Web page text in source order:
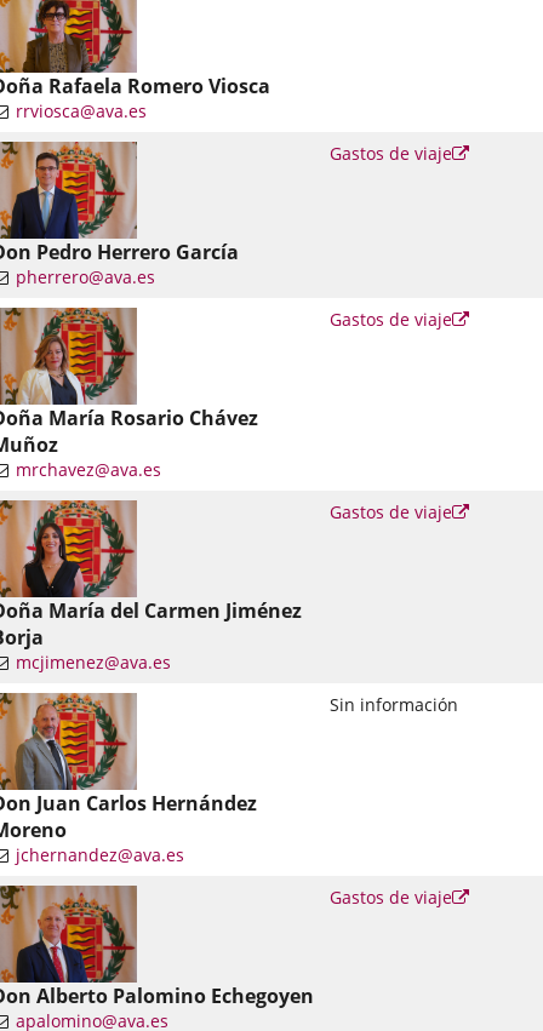
Rafaela Romero Viosca
rrviosca@ava.es
Pedro Herrero García
pherrero@ava.es
Gastos de viaje
Enlace
María Rosario Chávez
mrchavez@ava.es
Gastos de viaje
Enlace
María del Carmen Jiménez
mcjimenez@ava.es
Gastos de viaje
Enlace
Juan Carlos Hernández
jchernandez@ava.es
Sin información
Alberto Palomino Echegoyen
apalomino@ava.es
Gastos de viaje
Enlace